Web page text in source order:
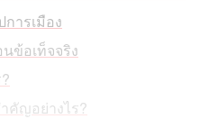
ารเมือง
ข้อเท็จจริง
คัญอย่างไร?